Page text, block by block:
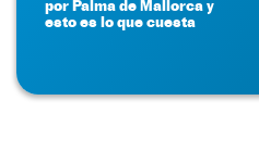
por Palma de Mallorca y
esto es lo que cuesta